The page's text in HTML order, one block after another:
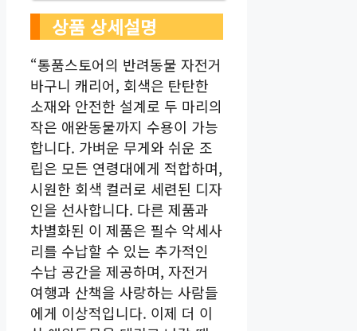
상품 상세설명
“통품스토어의 반려동물 자전거
바구니 캐리어, 회색은 탄탄한
소재와 안전한 설계로 두 마리의
작은 애완동물까지 수용이 가능
합니다. 가벼운 무게와 쉬운 조
립은 모든 연령대에게 적합하며,
시원한 회색 컬러로 세련된 디자
인을 선사합니다. 다른 제품과
차별화된 이 제품은 필수 악세사
리를 수납할 수 있는 추가적인
수납 공간을 제공하며, 자전거
여행과 산책을 사랑하는 사람들
에게 이상적입니다. 이제 더 이